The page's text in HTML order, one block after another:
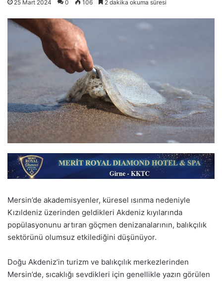
25 Mart 2024 0 106 2 dakika okuma süresi
Mersin’de akademisyenler, küresel ısınma nedeniyle
Kızıldeniz üzerinden geldikleri Akdeniz kıyılarında
popülasyonunu artıran göçmen denizanalarının, balıkçılık
sektörünü olumsuz etkilediğini düşünüyor.
Doğu Akdeniz’in turizm ve balıkçılık merkezlerinden
Mersin’de, sıcaklığı sevdikleri için genellikle yazın görülen